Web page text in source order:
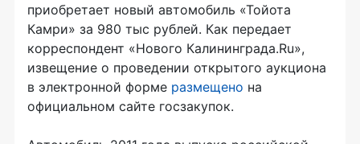
приобретает новый автомобиль «Тойота
Камри» за 980 тыс рублей. Как передает
корреспондент «Нового Калининграда.Ru»,
извещение о проведении открытого аукциона
в электронной форме размещено на
официальном сайте госзакупок.